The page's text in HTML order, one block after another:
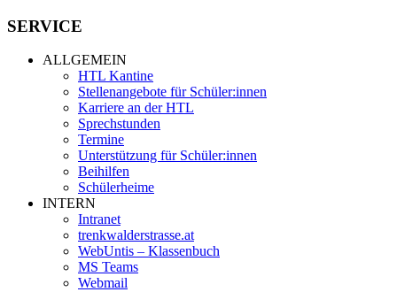
SERVICE
ALLGEMEIN
HTL Kantine
Stellenangebote für Schüler:innen
Karriere an der HTL
Sprechstunden
Termine
Unterstützung für Schüler:innen
Beihilfen
Schülerheime
INTERN
Intranet
trenkwalderstrasse.at
WebUntis – Klassenbuch
MS Teams
Webmail